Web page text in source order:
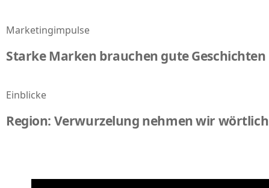
Marketingimpulse
Starke Marken brauchen gute Geschichten
Einblicke
Region: Verwurzelung nehmen wir wörtlich